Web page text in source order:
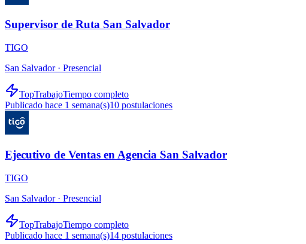
Supervisor de Ruta San Salvador
TIGO
San Salvador · Presencial
TopTrabajoTiempo completo
Publicado hace 1 semana(s)10 postulaciones
Ejecutivo de Ventas en Agencia San Salvador
TIGO
San Salvador · Presencial
TopTrabajoTiempo completo
Publicado hace 1 semana(s)14 postulaciones